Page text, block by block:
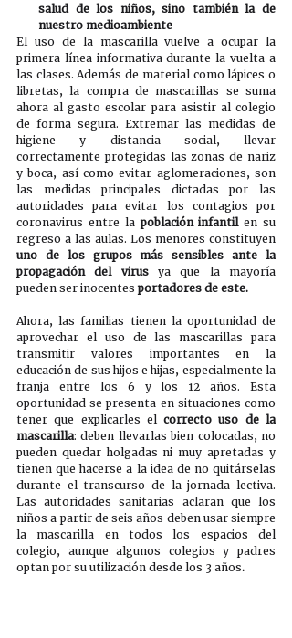
salud de los niños, sino también la de
nuestro medioambiente
El uso de la mascarilla vuelve a ocupar la
primera línea informativa durante la vuelta a
las clases. Además de material como lápices o
libretas, la compra de mascarillas se suma
ahora al gasto escolar para asistir al colegio
de forma segura. Extremar las medidas de
higiene y distancia social, llevar
correctamente protegidas las zonas de nariz
y boca, así como evitar aglomeraciones, son
las medidas principales dictadas por las
autoridades para evitar los contagios por
coronavirus entre la población infantil en su
uno de los grupos más sensibles ante la
propagación del virus ya que la mayoría
pueden ser inocentes portadores de este.
Ahora, las familias tienen la oportunidad de
aprovechar el uso de las mascarillas para
transmitir valores importantes en la
educación de sus hijos e hijas, especialmente la
franja entre los 6 y los 12 años. Esta
oportunidad se presenta en situaciones como
tener que explicarles el correcto uso de la
mascarilla: deben llevarlas bien colocadas, no
pueden quedar holgadas ni muy apretadas y
tienen que hacerse a la idea de no quitárselas
durante el transcurso de la jornada lectiva.
Las autoridades sanitarias aclaran que los
niños a partir de seis años deben usar siempre
la mascarilla en todos los espacios del
colegio, aunque algunos colegios y padres
optan por su utilización desde los 3 años.